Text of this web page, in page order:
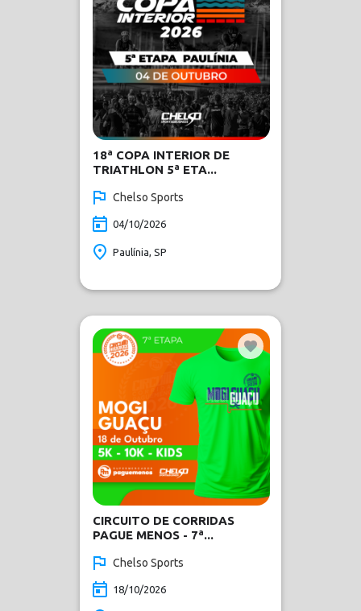
18ª COPA INTERIOR DE
TRIATHLON 5ª ETA...
Chelso Sports
04/10/2026
Paulínia, SP
CIRCUITO DE CORRIDAS
PAGUE MENOS - 7ª...
Chelso Sports
18/10/2026